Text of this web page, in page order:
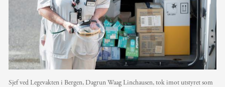
Sjef ved Legevakten i Bergen, Dagrun Waag Linchausen, tok imot utstyret som